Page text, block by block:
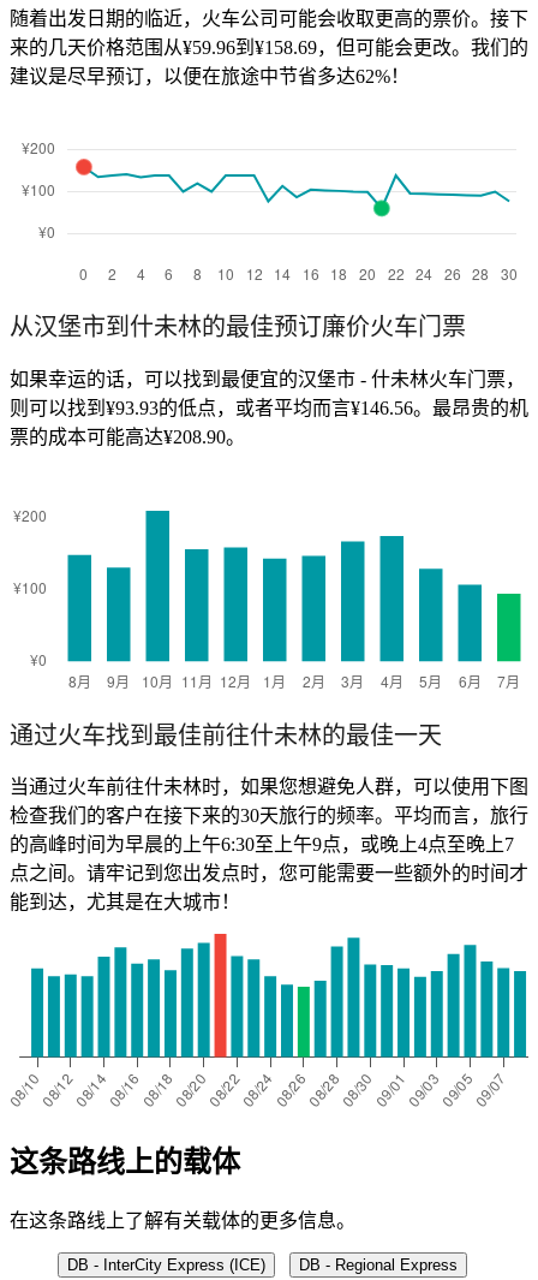
随着出发日期的临近，火车公司可能会收取更高的票价。接下
来的几天价格范围从¥59.96到¥158.69，但可能会更改。我们的
建议是尽早预订，以便在旅途中节省多达62%！
从汉堡市到什未林的最佳预订廉价火车门票
如果幸运的话，可以找到最便宜的汉堡市 - 什未林火车门票，
则可以找到¥93.93的低点，或者平均而言¥146.56。最昂贵的机
票的成本可能高达¥208.90。
通过火车找到最佳前往什未林的最佳一天
当通过火车前往什未林时，如果您想避免人群，可以使用下图
检查我们的客户在接下来的30天旅行的频率。平均而言，旅行
的高峰时间为早晨的上午6:30至上午9点，或晚上4点至晚上7
点之间。请牢记到您出发点时，您可能需要一些额外的时间才
能到达，尤其是在大城市！
这条路线上的载体
在这条路线上了解有关载体的更多信息。
DB - InterCity Express (ICE) DB - Regional Express